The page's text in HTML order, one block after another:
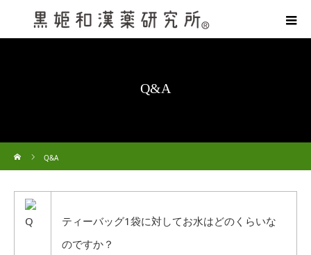
Q&A
Q&A
ティーバッグ1袋に対してお水はどのくらいな
のですか？